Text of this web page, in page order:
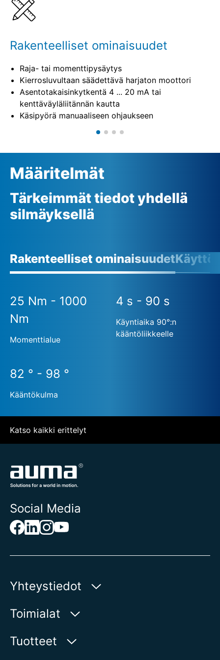
Rakenteelliset ominaisuudet
Raja- tai momenttipysäytys
Kierrosluvultaan säädettävä harjaton moottori
Asentotakaisinkytkentä 4 ... 20 mA tai
kenttäväyläliitännän kautta
Käsipyörä manuaaliseen ohjaukseen
Määritelmät
Tärkeimmät tiedot yhdellä
silmäyksellä
Rakenteelliset ominaisuudet
25 Nm - 1000
Nm
Momenttialue
4 s - 90 s
Käyntiaika 90°:n
kääntöliikkeelle
82 ° - 98 °
Kääntökulma
Katso kaikki erittelyt
Social Media
Yhteystiedot
AUMA Riester
Aumastr 1
Toimialat
Vesi
Tuotteet